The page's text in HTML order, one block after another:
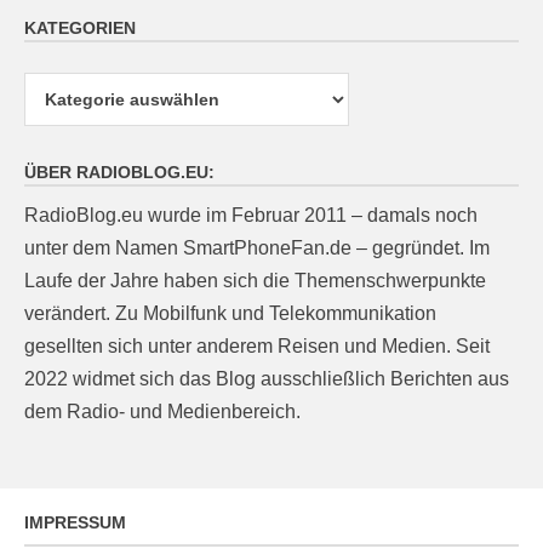
KATEGORIEN
ÜBER RADIOBLOG.EU:
RadioBlog.eu wurde im Februar 2011 – damals noch
unter dem Namen SmartPhoneFan.de – gegründet. Im
Laufe der Jahre haben sich die Themenschwerpunkte
verändert. Zu Mobilfunk und Telekommunikation
gesellten sich unter anderem Reisen und Medien. Seit
2022 widmet sich das Blog ausschließlich Berichten aus
dem Radio- und Medienbereich.
IMPRESSUM